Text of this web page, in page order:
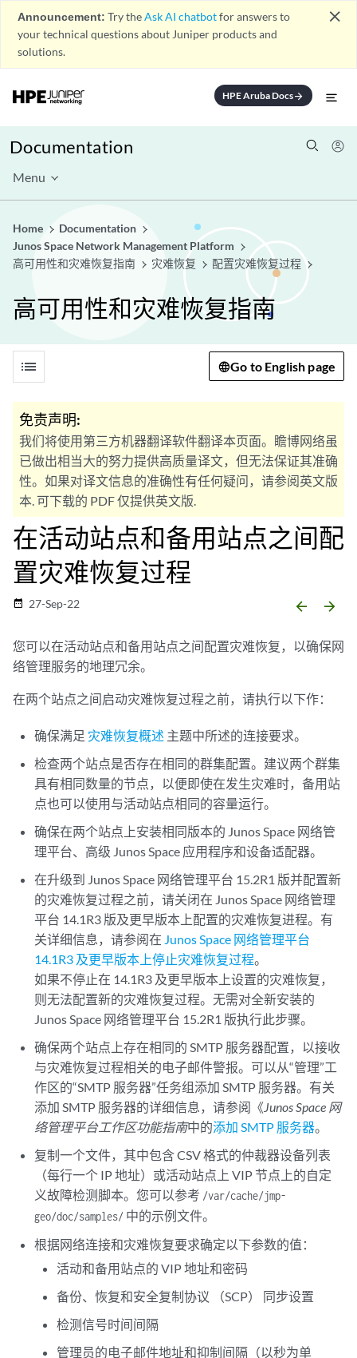
Announcement: Try theAsk AI chatbotfor answers to
your technical questions about Juniper products and
solutions.
close
HPE Aruba Docsarrow_forward
Documentation
Menu
Home
Documentation
Junos Space Network Management Platform
高可用性和灾难恢复指南
灾难恢复 配置灾难恢复过程
高可用性和灾难恢复指南
list Go to English page
免责声明:
我们将使用第三方机器翻译软件翻译本页面。瞻博网络虽
已做出相当大的努力提供高质量译文，但无法保证其准确
性。如果对译文信息的准确性有任何疑问，请参阅英文版
本. 可下载的 PDF 仅提供英文版.
在活动站点和备用站点之间配
置灾难恢复过程
date_range 27-Sep-22 arrow_backward arrow_forward
您可以在活动站点和备用站点之间配置灾难恢复，以确保网
络管理服务的地理冗余。
在两个站点之间启动灾难恢复过程之前，请执行以下作：
确保满足 灾难恢复概述 主题中所述的连接要求。
检查两个站点是否存在相同的群集配置。建议两个群集
具有相同数量的节点，以便即使在发生灾难时，备用站
点也可以使用与活动站点相同的容量运行。
确保在两个站点上安装相同版本的 Junos Space 网络管
理平台、高级 Junos Space 应用程序和设备适配器。
在升级到 Junos Space 网络管理平台 15.2R1 版并配置新
的灾难恢复过程之前，请关闭在 Junos Space 网络管理
平台 14.1R3 版及更早版本上配置的灾难恢复进程。有
关详细信息，请参阅在 Junos Space 网络管理平台
14.1R3 及更早版本上停止灾难恢复过程。
如果不停止在 14.1R3 及更早版本上设置的灾难恢复，
则无法配置新的灾难恢复过程。无需对全新安装的
Junos Space 网络管理平台 15.2R1 版执行此步骤。
确保两个站点上存在相同的 SMTP 服务器配置，以接收
与灾难恢复过程相关的电子邮件警报。可以从“管理”工
作区的“SMTP 服务器”任务组添加 SMTP 服务器。有关
添加 SMTP 服务器的详细信息，请参阅《Junos Space 网
络管理平台工作区功能指南中的添加 SMTP 服务器。
复制一个文件，其中包含 CSV 格式的仲裁器设备列表
（每行一个 IP 地址）或活动站点上 VIP 节点上的自定
义故障检测脚本。您可以参考 /var/cache/jmp-
geo/doc/samples/ 中的示例文件。
根据网络连接和灾难恢复要求确定以下参数的值：
活动和备用站点的 VIP 地址和密码
备份、恢复和安全复制协议 （SCP） 同步设置
检测信号时间间隔
管理员的电子邮件地址和抑制间隔（以秒为单